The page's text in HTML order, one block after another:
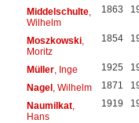
Middelschulte,
Wilhelm
1863
Moszkowski,
Moritz
1854
Müller, Inge 1925
Nagel, Wilhelm 1871
Naumilkat,
Hans
1919